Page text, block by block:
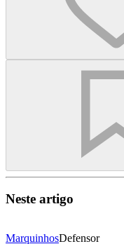
Neste artigo
MarquinhosDefensor